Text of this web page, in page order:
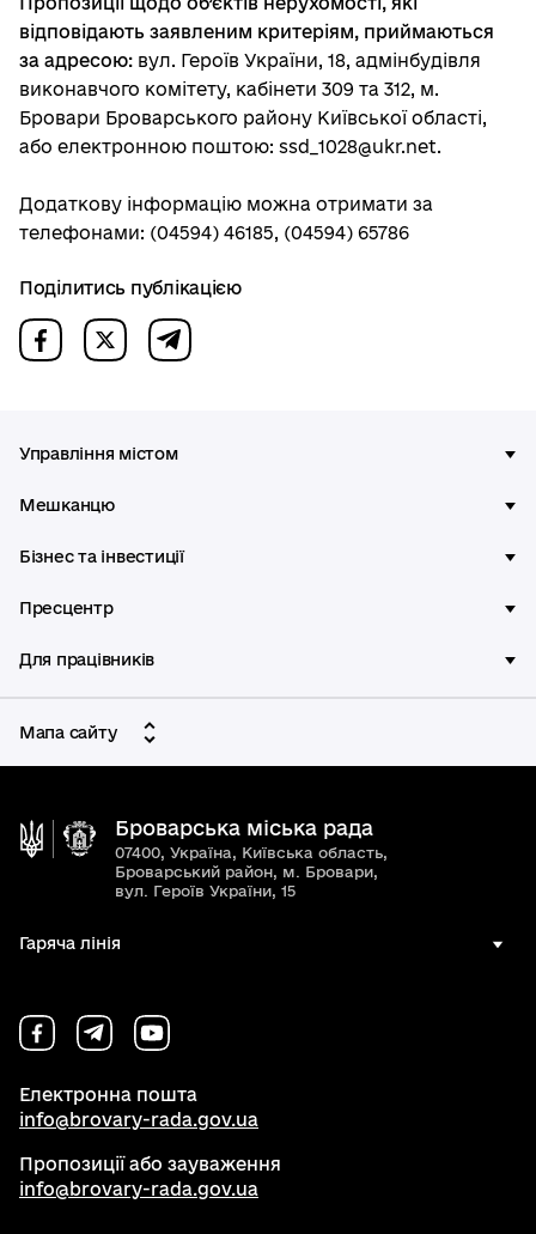
відповідають заявленим критеріям, приймаються
за адресою: вул. Героїв України, 18, адмінбудівля
виконавчого комітету, кабінети 309 та 312, м.
Бровари Броварського району Київської області,
або електронною поштою: ssd_1028@ukr.net.
Додаткову інформацію можна отримати за
телефонами: (04594) 46185, (04594) 65786
Поділитись публікацією
Управління містом
Мешканцю
Бізнес та інвестиції
Пресцентр
Для працівників
Мапа сайту
Броварська міська рада
07400, Україна, Київська область,
Броварський район, м. Бровари,
вул. Героїв України, 15
Гаряча лінія
Електронна пошта
info@brovary-rada.gov.ua
Пропозиції або зауваження
info@brovary-rada.gov.ua